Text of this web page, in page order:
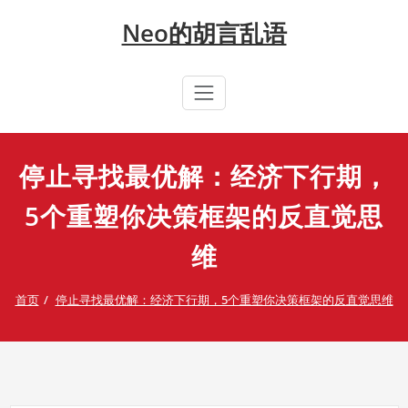
Neo的胡言乱语
停止寻找最优解：经济下行期，
5个重塑你决策框架的反直觉思
维
首页 停止寻找最优解：经济下行期，5个重塑你决策框架的反直觉思维